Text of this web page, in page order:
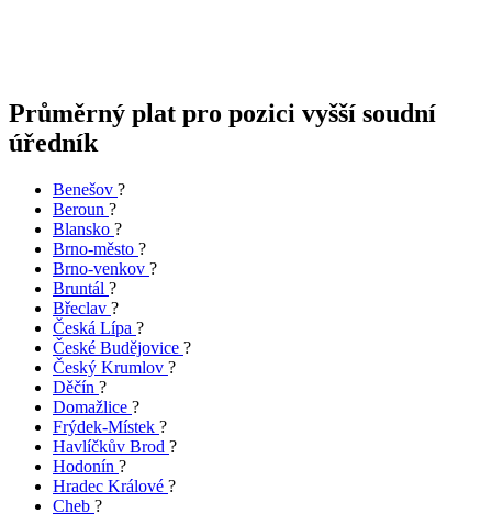
Průměrný plat pro pozici vyšší soudní
úředník
Benešov ?
Beroun ?
Blansko ?
Brno-město ?
Brno-venkov ?
Bruntál ?
Břeclav ?
Česká Lípa ?
České Budějovice ?
Český Krumlov ?
Děčín ?
Domažlice ?
Frýdek-Místek ?
Havlíčkův Brod ?
Hodonín ?
Hradec Králové ?
Cheb ?